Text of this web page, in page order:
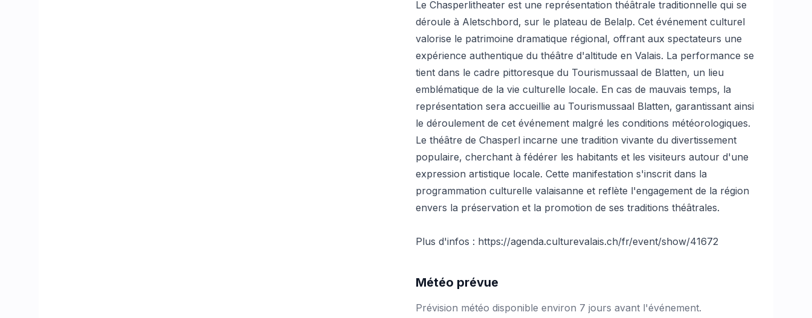
Le Chasperlitheater est une représentation théâtrale traditionnelle qui se
déroule à Aletschbord, sur le plateau de Belalp. Cet événement culturel
valorise le patrimoine dramatique régional, offrant aux spectateurs une
expérience authentique du théâtre d'altitude en Valais. La performance se
tient dans le cadre pittoresque du Tourismussaal de Blatten, un lieu
emblématique de la vie culturelle locale. En cas de mauvais temps, la
représentation sera accueillie au Tourismussaal Blatten, garantissant ainsi
le déroulement de cet événement malgré les conditions météorologiques.
Le théâtre de Chasperl incarne une tradition vivante du divertissement
populaire, cherchant à fédérer les habitants et les visiteurs autour d'une
expression artistique locale. Cette manifestation s'inscrit dans la
programmation culturelle valaisanne et reflète l'engagement de la région
envers la préservation et la promotion de ses traditions théâtrales.
Plus d'infos : https://agenda.culturevalais.ch/fr/event/show/41672
Météo prévue
Prévision météo disponible environ 7 jours avant l'événement.